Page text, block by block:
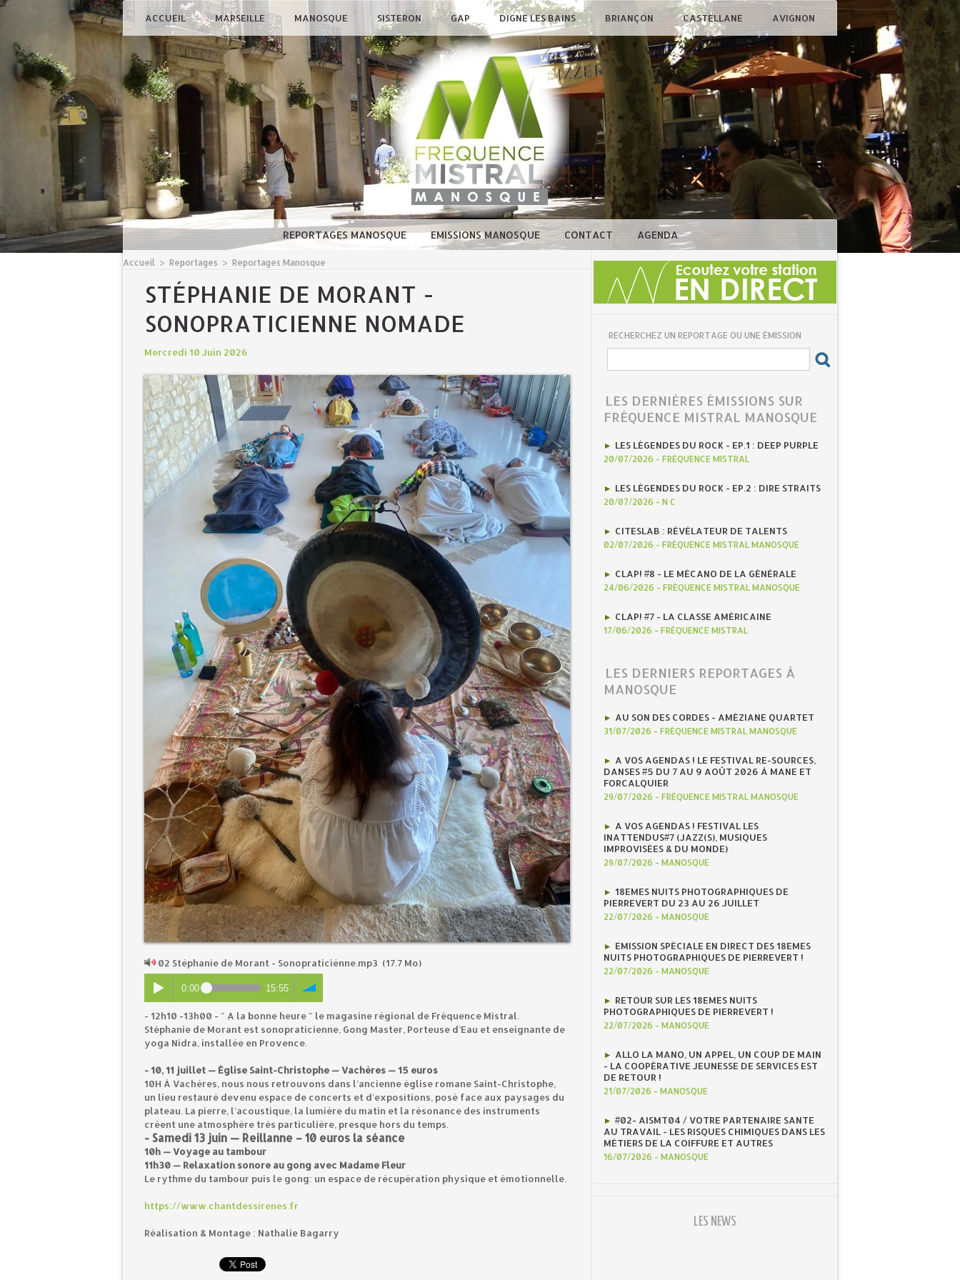
ACCUEIL MARSEILLE MANOSQUE SISTERON GAP DIGNE LES BAINS BRIANÇON CASTELLANE AVIGNON
REPORTAGES MANOSQUE EMISSIONS MANOSQUE CONTACT AGENDA
Accueil > Reportages > Reportages Manosque
STÉPHANIE DE MORANT -
SONOPRATICIENNE NOMADE
Mercredi 10 Juin 2026
02 Stéphanie de Morant - Sonopraticiènne.mp3 (17.7 Mo)
0:00 15:55
- 12h10 -13h00 - " A la bonne heure " le magasine régional de Fréquence Mistral.
Stéphanie de Morant est sonopraticienne, Gong Master, Porteuse d’Eau et enseignante de
yoga Nidra, installée en Provence.
- 10, 11 juillet — Église Saint-Christophe — Vachères — 15 euros
10H À Vachères, nous nous retrouvons dans l’ancienne église romane Saint-Christophe,
un lieu restauré devenu espace de concerts et d’expositions, posé face aux paysages du
plateau. La pierre, l’acoustique, la lumière du matin et la résonance des instruments
créent une atmosphère très particulière, presque hors du temps.
- Samedi 13 juin — Reillanne – 10 euros la séance
10h — Voyage au tambour
11h30 — Relaxation sonore au gong avec Madame Fleur
Le rythme du tambour puis le gong: un espace de récupération physique et émotionnelle.
https://www.chantdessirenes.fr
Réalisation & Montage : Nathalie Bagarry
RECHERCHEZ UN REPORTAGE OU UNE ÉMISSION
LES DERNIÈRES ÉMISSIONS SUR
FRÉQUENCE MISTRAL MANOSQUE
LES LÉGENDES DU ROCK - EP.1 : DEEP PURPLE
20/07/2026 - FRÉQUENCE MISTRAL
LES LÉGENDES DU ROCK - EP.2 : DIRE STRAITS
20/07/2026 - N C
CITESLAB : RÉVÉLATEUR DE TALENTS
02/07/2026 - FRÉQUENCE MISTRAL MANOSQUE
CLAP! #8 - LE MÉCANO DE LA GÉNÉRALE
24/06/2026 - FRÉQUENCE MISTRAL MANOSQUE
CLAP! #7 - LA CLASSE AMÉRICAINE
17/06/2026 - FRÉQUENCE MISTRAL
LES DERNIERS REPORTAGES À
MANOSQUE
AU SON DES CORDES - AMÉZIANE QUARTET
31/07/2026 - FRÉQUENCE MISTRAL MANOSQUE
A VOS AGENDAS ! LE FESTIVAL RE-SOURCES,
DANSES #5 DU 7 AU 9 AOÛT 2026 À MANE ET
FORCALQUIER
29/07/2026 - FRÉQUENCE MISTRAL MANOSQUE
A VOS AGENDAS ! FESTIVAL LES
INATTENDUS#7 (JAZZ(S), MUSIQUES
IMPROVISÉES & DU MONDE)
29/07/2026 - MANOSQUE
18EMES NUITS PHOTOGRAPHIQUES DE
PIERREVERT DU 23 AU 26 JUILLET
22/07/2026 - MANOSQUE
EMISSION SPÉCIALE EN DIRECT DES 18EMES
NUITS PHOTOGRAPHIQUES DE PIERREVERT !
22/07/2026 - MANOSQUE
RETOUR SUR LES 18EMES NUITS
PHOTOGRAPHIQUES DE PIERREVERT !
22/07/2026 - MANOSQUE
ALLO LA MANO, UN APPEL, UN COUP DE MAIN
- LA COOPÉRATIVE JEUNESSE DE SERVICES EST
DE RETOUR !
21/07/2026 - MANOSQUE
#02- AISMT04 / VOTRE PARTENAIRE SANTE
AU TRAVAIL - LES RISQUES CHIMIQUES DANS LES
MÉTIERS DE LA COIFFURE ET AUTRES
16/07/2026 - MANOSQUE
LES NEWS